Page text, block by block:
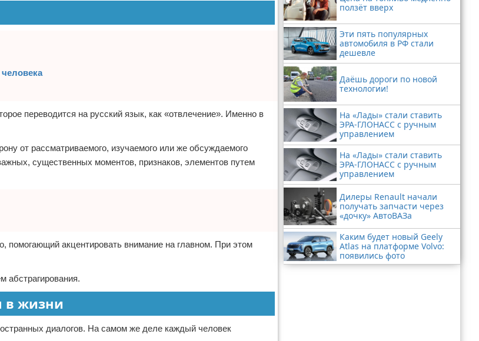
переводится на русский язык, как «отвлечение». Именно в
от рассматриваемого, изучаемого или же обсуждаемого
существенных моментов, признаков, элементов путем
помогающий акцентировать внимание на главном. При этом
абстрагирования.
в жизни
диалогов. На самом же деле каждый человек
ползёт вверх
Эти пять популярных
автомобиля в РФ стали
дешевле
Даёшь дороги по новой
технологии!
На «Лады» стали ставить
ЭРА-ГЛОНАСС с ручным
управлением
На «Лады» стали ставить
ЭРА-ГЛОНАСС с ручным
управлением
Дилеры Renault начали
получать запчасти через
«дочку» АвтоВАЗа
Каким будет новый Geely
Atlas на платформе Volvo:
появились фото